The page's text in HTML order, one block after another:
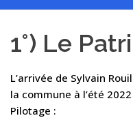
1°) Le
L’arrivée de Sylvain
la commune à l’été
Pilotage :